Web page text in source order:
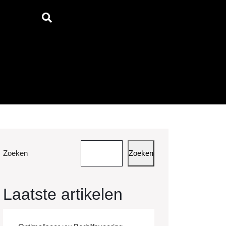
Zoeken Zoeken
Laatste artikelen